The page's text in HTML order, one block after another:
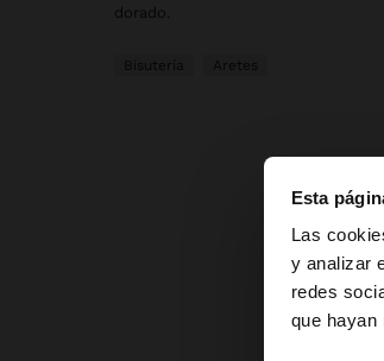
Esta
Las
y analizar
redes
que hayan
dorado.
Bisutería Aretes